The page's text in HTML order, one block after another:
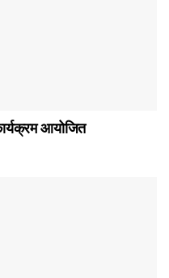
आयोजित